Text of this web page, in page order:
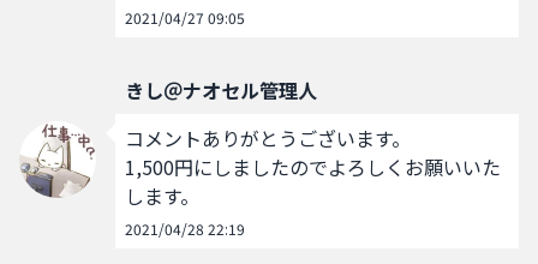
2021/04/27 09:05
きし＠ナオセル管理人
コメントありがとうございます。
1,500円にしましたのでよろしくお願いいた
します。
2021/04/28 22:19